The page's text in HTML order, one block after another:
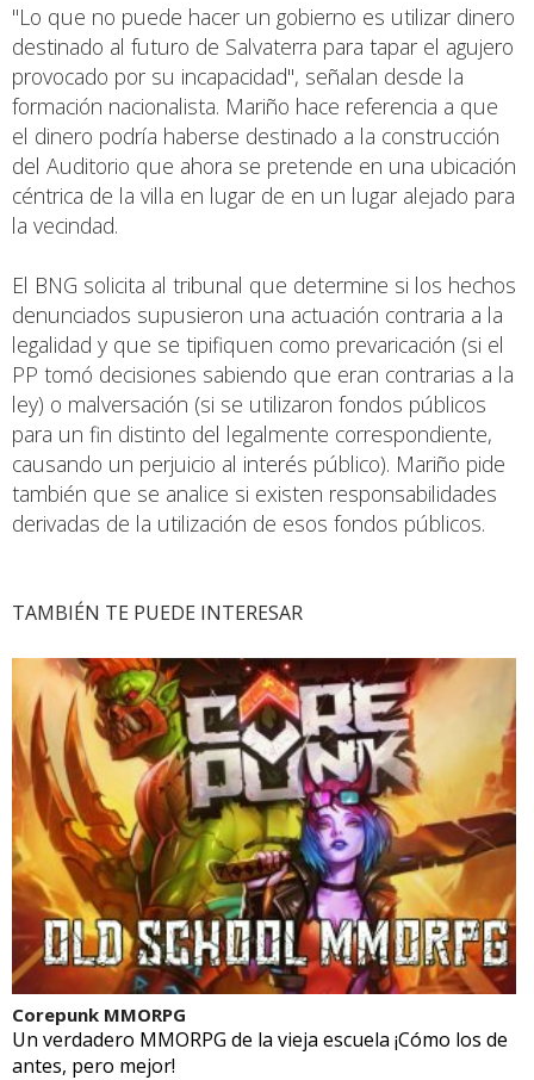
"Lo que no puede hacer un gobierno es utilizar dinero
destinado al futuro de Salvaterra para tapar el agujero
provocado por su incapacidad", señalan desde la
formación nacionalista. Mariño hace referencia a que
el dinero podría haberse destinado a la construcción
del Auditorio que ahora se pretende en una ubicación
céntrica de la villa en lugar de en un lugar alejado para
la vecindad.
El BNG solicita al tribunal que determine si los hechos
denunciados supusieron una actuación contraria a la
legalidad y que se tipifiquen como prevaricación (si el
PP tomó decisiones sabiendo que eran contrarias a la
ley) o malversación (si se utilizaron fondos públicos
para un fin distinto del legalmente correspondiente,
causando un perjuicio al interés público). Mariño pide
también que se analice si existen responsabilidades
derivadas de la utilización de esos fondos públicos.
TAMBIÉN TE PUEDE INTERESAR
Corepunk MMORPG
Un verdadero MMORPG de la vieja escuela ¡Cómo los de
antes, pero mejor!